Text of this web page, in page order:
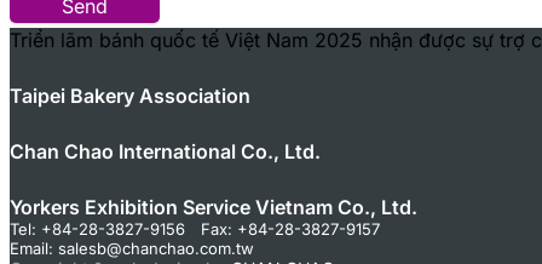
Send
Triển lãm bánh quốc tế Việt Nam 2025 nhận được sự trợ
Taipei Bakery Association
Chan Chao International Co., Ltd.
Yorkers Exhibition Service Vietnam Co., Ltd.
Tel: +84-28-3827-9156 Fax: +84-28-3827-9157
Email: salesb@chanchao.com.tw